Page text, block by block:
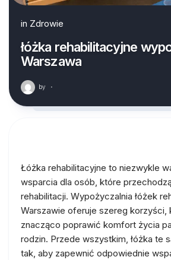
in Zdrowie
łóżka rehabilitacyjne
Warszawa
by ·
Łóżka rehabilitacyjne to niezwykle
wsparcia dla osób, które
rehabilitacji. Wypożyczalnia łóżek
Warszawie oferuje szereg korzyści,
znacząco poprawić komfort życia
rodzin. Przede wszystkim, łóżka te
tak, aby zapewnić odpowiednie